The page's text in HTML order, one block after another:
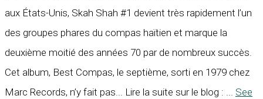
aux États-Unis, Skah Shah #1 devient très rapidement l’un
des groupes phares du compas haïtien et marque la
deuxième moitié des années 70 par de nombreux succès.
Cet album, Best Compas, le septième, sorti en 1979 chez
Marc Records, n’y fait pas... Lire la suite sur le blog : ... See